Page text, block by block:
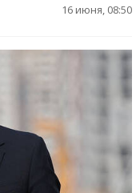
16 июня, 08:50